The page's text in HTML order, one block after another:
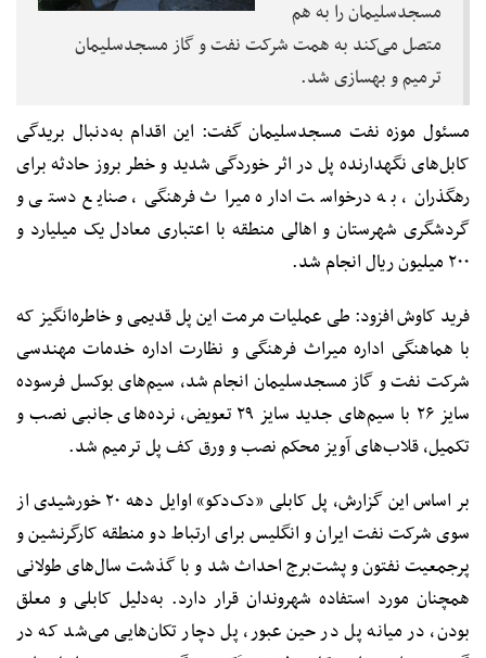
مسجدسلیمان را به هم
متصل می‌کند به همت شرکت نفت و گاز مسجدسلیمان
ترمیم و بهسازی شد.
مسئول موزه نفت مسجدسلیمان گفت: این اقدام به‌دنبال بریدگی
کابل‌های نگهدارنده پل در اثر خوردگی شدید و خطر بروز حادثه برای
رهگذران، به درخواست اداره میراث فرهنگی، صنایع دستی و
گردشگری شهرستان و اهالی منطقه با اعتباری معادل یک میلیارد و
۲۰۰ میلیون ریال انجام شد.
فرید کاوش افزود: طی عملیات مرمت این پل قدیمی و خاطره‌انگیز که
با هماهنگی اداره میراث فرهنگی و نظارت اداره خدمات مهندسی
شرکت نفت و گاز مسجدسلیمان انجام شد، سیم‌های بوکسل فرسوده
سایز ۲۶ با سیم‌های جدید سایز ۲۹ تعویض، نرده‌های جانبی نصب و
تکمیل، قلاب‌های آویز محکم نصب و ورق کف پل ترمیم شد.
بر اساس این گزارش، پل کابلی «دک‌دکو» اوایل دهه ۲۰ خورشیدی از
سوی شرکت نفت ایران و انگلیس برای ارتباط دو منطقه کارگرنشین و
پرجمعیت نفتون و پشت‌برج احداث شد و با گذشت سال‌های طولانی
همچنان مورد استفاده شهروندان قرار دارد. به‌دلیل کابلی و معلق
بودن، در میانه پل در حین عبور، پل دچار تکان‌هایی می‌شد که در